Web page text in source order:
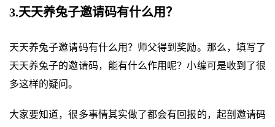
3.天天养兔子邀请码有什么用？
天天养兔子邀请码有什么用？师父得到奖励。那么，填写了
天天养兔子的邀请码，能有什么作用呢？小编可是收到了很
多这样的疑问。
大家要知道，很多事情其实做了都会有回报的，起剖邀请码